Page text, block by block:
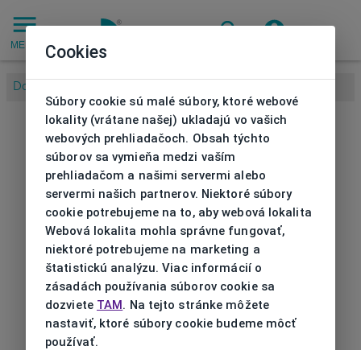
MENU
Domov
Cookies
Súbory cookie sú malé súbory, ktoré webové
lokality (vrátane našej) ukladajú vo vašich
webových prehliadačoch. Obsah týchto
súborov sa vymieňa medzi vaším
prehliadačom a našimi servermi alebo
servermi našich partnerov. Niektoré súbory
cookie potrebujeme na to, aby webová lokalita
Webová lokalita mohla správne fungovať,
niektoré potrebujeme na marketing a
štatistickú analýzu. Viac informácií o
zásadách používania súborov cookie sa
dozviete TAM. Na tejto stránke môžete
nastaviť, ktoré súbory cookie budeme môcť
používať.